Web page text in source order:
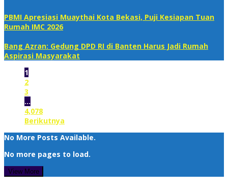
PBMI Apresiasi Muaythai Kota Bekasi, Puji Kesiapan Tuan
Rumah IMC 2026
Bang Azran: Gedung DPD RI di Banten Harus Jadi Rumah
Aspirasi Masyarakat
1
2
3
…
4,078
Berikutnya
No More Posts Available.
No more pages to load.
View More